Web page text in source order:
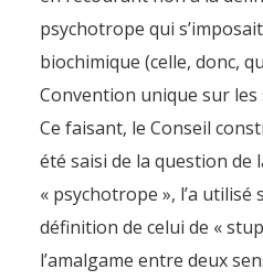
psychotrope qui
biochimique (celle, donc,
Convention unique sur les
Ce faisant, le Conseil
été saisi de la question de
« psychotrope », l’a utilisé
définition de celui de «
l’amalgame entre deux